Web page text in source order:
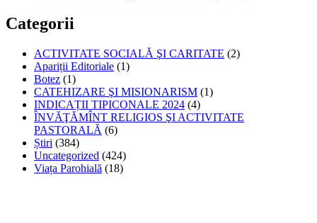
Categorii
ACTIVITATE SOCIALĂ ŞI CARITATE (2)
Apariții Editoriale (1)
Botez (1)
CATEHIZARE ŞI MISIONARISM (1)
INDICAȚII TIPICONALE 2024 (4)
ÎNVĂŢĂMÎNT RELIGIOS ŞI ACTIVITATE
PASTORALĂ (6)
Știri (384)
Uncategorized (424)
Viața Parohială (18)